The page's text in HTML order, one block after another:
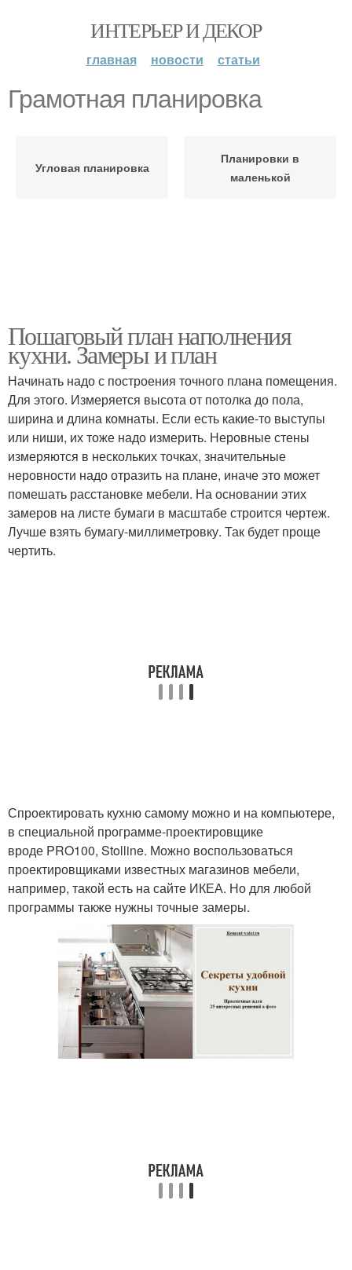
ИНТЕРЬЕР И ДЕКОР
главная новости статьи
Грамотная планировка
Угловая планировка
Планировки в
маленькой
Пошаговый план наполнения
кухни. Замеры и план
Начинать надо с построения точного плана помещения.
Для этого. Измеряется высота от потолка до пола,
ширина и длина комнаты. Если есть какие-то выступы
или ниши, их тоже надо измерить. Неровные стены
измеряются в нескольких точках, значительные
неровности надо отразить на плане, иначе это может
помешать расстановке мебели. На основании этих
замеров на листе бумаги в масштабе строится чертеж.
Лучше взять бумагу-миллиметровку. Так будет проще
чертить.
Спроектировать кухню самому можно и на компьютере,
в специальной программе-проектировщике
вроде PRO100, Stolline. Можно воспользоваться
проектировщиками известных магазинов мебели,
например, такой есть на сайте ИКЕА. Но для любой
программы также нужны точные замеры.